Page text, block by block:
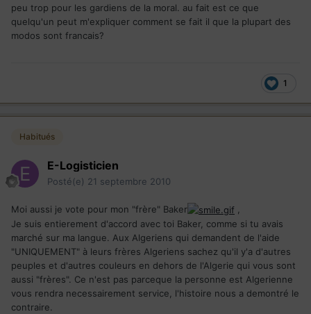
peu trop pour les gardiens de la moral. au fait est ce que
quelqu'un peut m'expliquer comment se fait il que la plupart des
modos sont francais?
1
Habitués
E-Logisticien
Posté(e) 21 septembre 2010
Moi aussi je vote pour mon "frère" Baker
Je suis entierement d'accord avec toi Baker, comme si tu avais
marché sur ma langue. Aux Algeriens qui demandent de l'aide
"UNIQUEMENT" à leurs frères Algeriens sachez qu'il y'a d'autres
peuples et d'autres couleurs en dehors de l'Algerie qui vous sont
aussi "frères". Ce n'est pas parceque la personne est Algerienne
vous rendra necessairement service, l'histoire nous a demontré le
contraire.